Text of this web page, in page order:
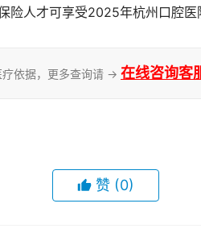
险人才可享受2025年杭州口腔医
依据，更多查询请 → 在线咨询客
赞 (0)